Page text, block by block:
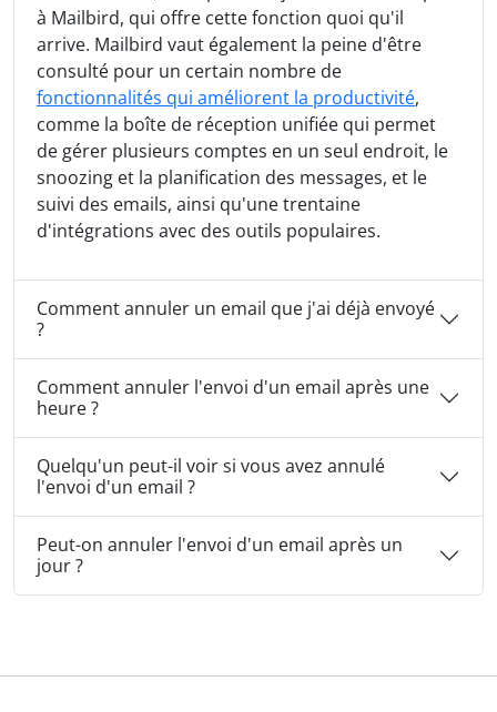
à Mailbird, qui offre cette fonction quoi qu'il
arrive. Mailbird vaut également la peine d'être
consulté pour un certain nombre de
fonctionnalités qui améliorent la productivité,
comme la boîte de réception unifiée qui permet
de gérer plusieurs comptes en un seul endroit, le
snoozing et la planification des messages, et le
suivi des emails, ainsi qu'une trentaine
d'intégrations avec des outils populaires.
Comment annuler un email que j'ai déjà envoyé
?
Comment annuler l'envoi d'un email après une
heure ?
Quelqu'un peut-il voir si vous avez annulé
l'envoi d'un email ?
Peut-on annuler l'envoi d'un email après un
jour ?